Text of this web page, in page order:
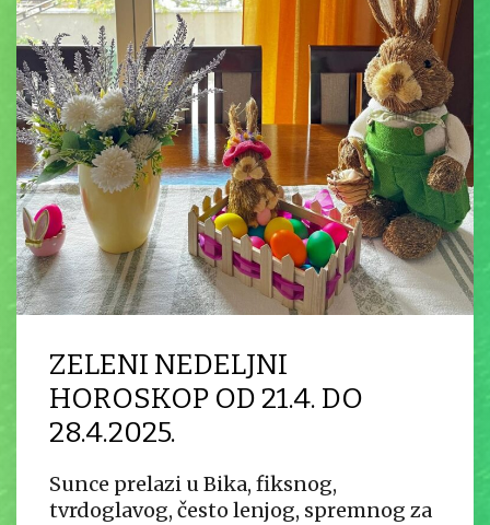
ZELENI NEDELJNI
HOROSKOP OD 21.4. DO
28.4.2025.
Sunce prelazi u Bika, fiksnog,
tvrdoglavog, često lenjog, spremnog za